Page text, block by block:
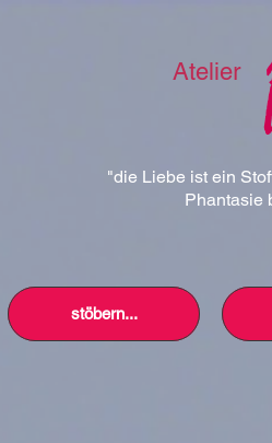
Atelier
"die Liebe ist ein
Phantasie
stöbern...